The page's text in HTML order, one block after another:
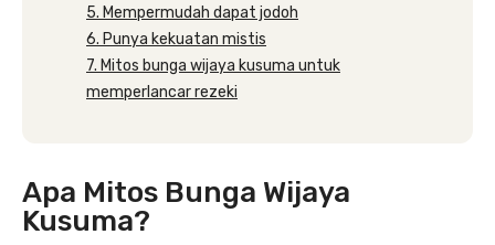
5. Mempermudah dapat jodoh
6. Punya kekuatan mistis
7. Mitos bunga wijaya kusuma untuk
memperlancar rezeki
Apa Mitos Bunga Wijaya
Kusuma?